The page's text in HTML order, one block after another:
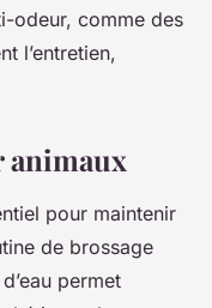
odeur, comme des
l’entretien,
animaux
pour maintenir
de brossage
permet